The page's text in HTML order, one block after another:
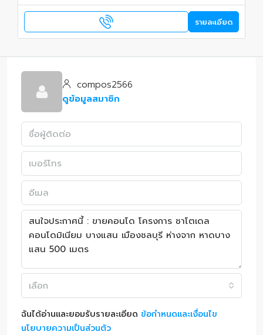
รายละเอียด
compos2566
ดูข้อมูลสมาชิก
เลือก
ฉันได้อ่านและยอมรับรายละเอียด ข้อกำหนดและเงื่อนไข
นโยบายความเป็นส่วนตัว